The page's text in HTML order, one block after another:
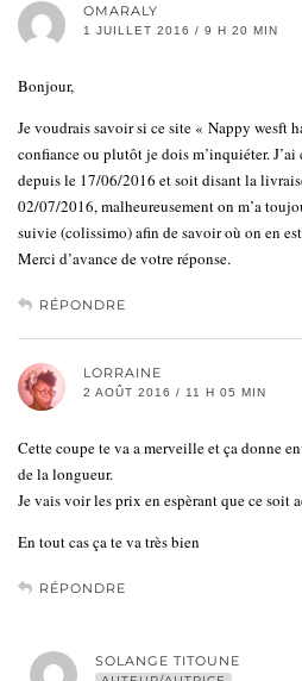
OMARALY
1 JUILLET 2016 / 9 H 20 MIN
Bonjour,
Je voudrais savoir si ce site « Nappy wesft
confiance ou plutôt je dois m’inquiéter.
depuis le 17/06/2016 et soit disant la
02/07/2016, malheureusement on m’a
suivie (colissimo) afin de savoir où on en
Merci d’avance de votre réponse.
RÉPONDRE
LORRAINE
2 AOÛT 2016 / 11 H 05 MIN
Cette coupe te va a merveille et ça donne
de la longueur.
Je vais voir les prix en espèrant que ce soit
En tout cas ça te va très bien
RÉPONDRE
SOLANGE TITOUNE